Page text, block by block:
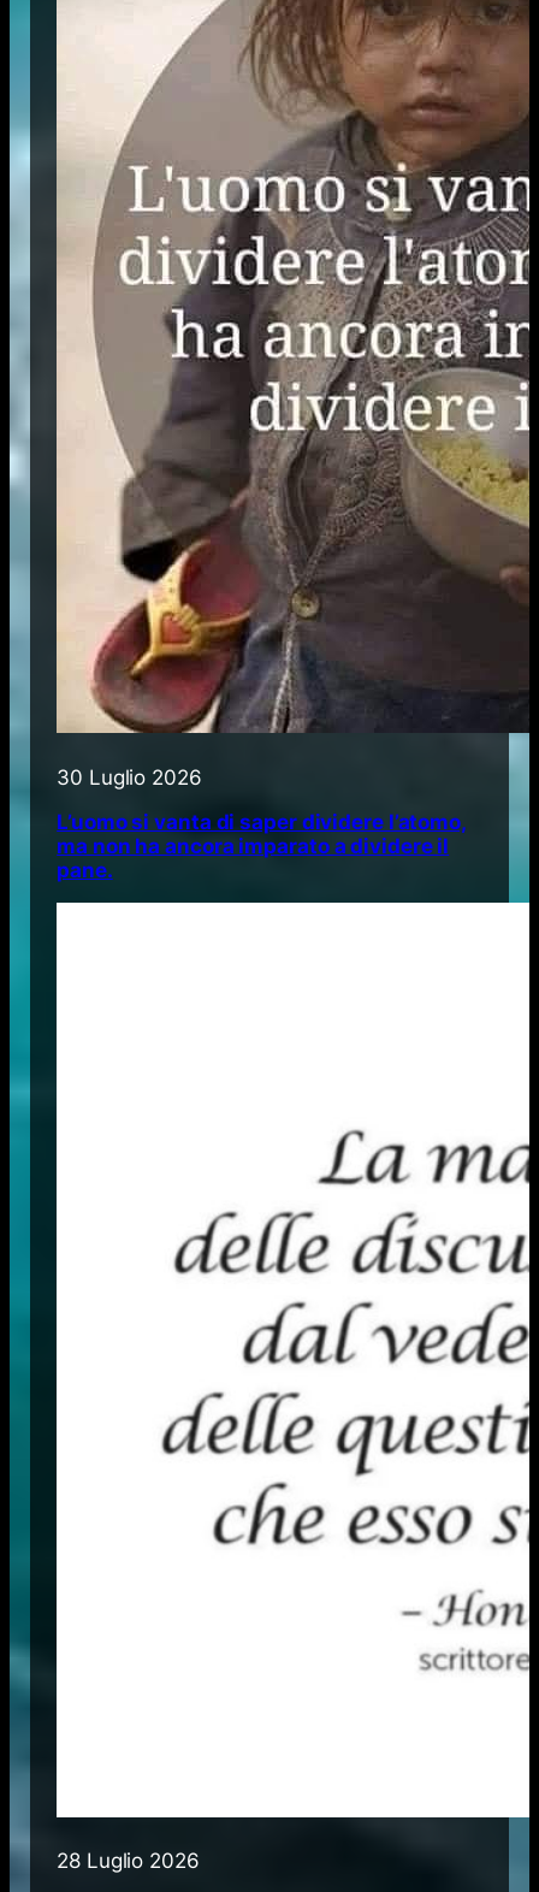
30 Luglio 2026
L’uomo si vanta di saper dividere l’atomo,
ma non ha ancora imparato a dividere il
pane.
28 Luglio 2026